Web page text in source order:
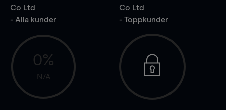
Co Ltd
- Alla kunder
0%
N/A
Co Ltd
- Toppkunder